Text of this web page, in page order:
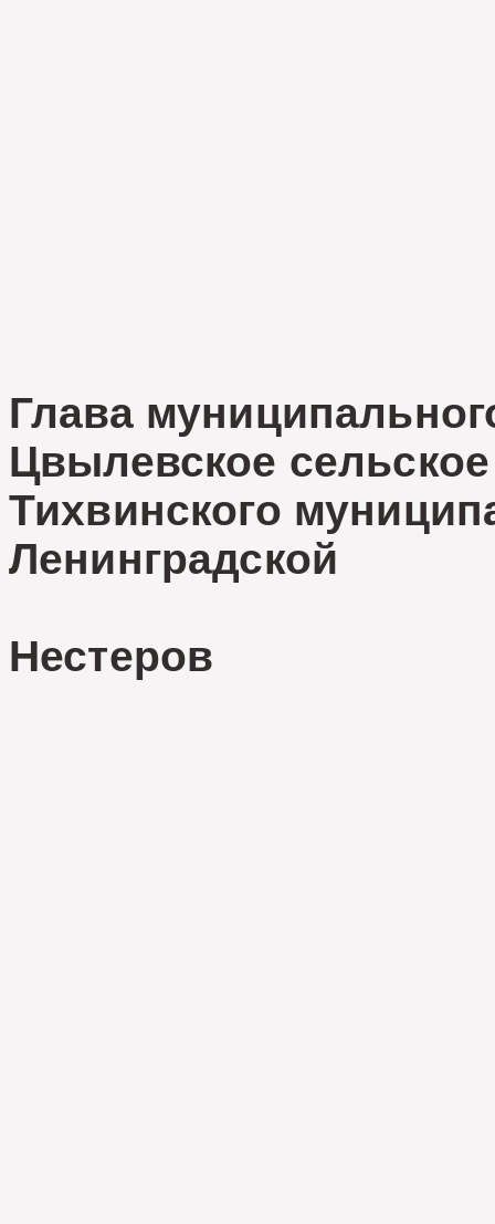
Глава
Цвылевское
Тихвинского
Нестеров